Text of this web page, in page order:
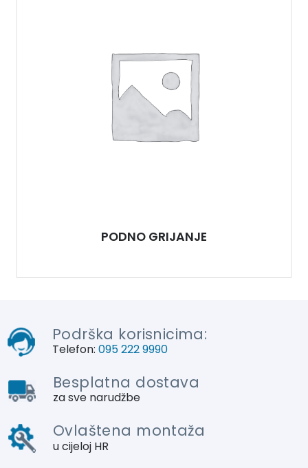
PODNO GRIJANJE
Podrška korisnicima:
Telefon: 095 222 9990
Besplatna dostava
za sve narudžbe
Ovlaštena montaža
u cijeloj HR